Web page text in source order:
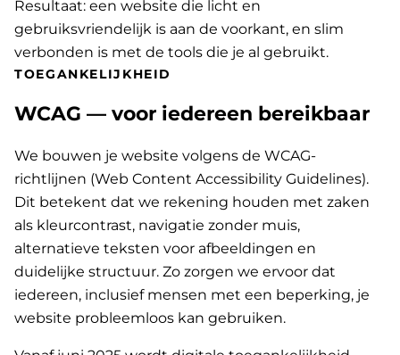
Resultaat: een website die licht en
gebruiksvriendelijk is aan de voorkant, en slim
verbonden is met de tools die je al gebruikt.
TOEGANKELIJKHEID
WCAG — voor iedereen bereikbaar
We bouwen je website volgens de WCAG-
richtlijnen (Web Content Accessibility Guidelines).
Dit betekent dat we rekening houden met zaken
als kleurcontrast, navigatie zonder muis,
alternatieve teksten voor afbeeldingen en
duidelijke structuur. Zo zorgen we ervoor dat
iedereen, inclusief mensen met een beperking, je
website probleemloos kan gebruiken.